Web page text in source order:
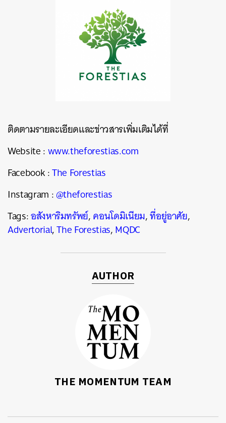
ติดตามรายละเอียดและข่าวสารเพิ่มเติมได้ที่
Website :www.theforestias.com
Facebook :The Forestias
Instagram :@theforestias
Tags:อสังหาริมทรัพย์,คอนโดมิเนียม,ที่อยู่อาศัย,
Advertorial,The Forestias,MQDC
AUTHOR
THE MOMENTUM TEAM